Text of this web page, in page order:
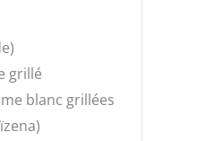
grillé
blanc grillées